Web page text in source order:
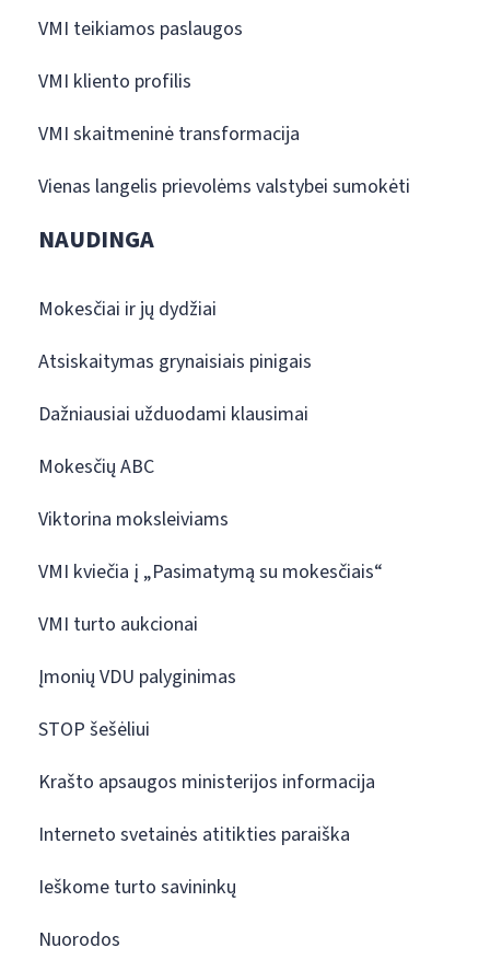
VMI teikiamos paslaugos
VMI kliento profilis
VMI skaitmeninė transformacija
Vienas langelis prievolėms valstybei sumokėti
NAUDINGA
Mokesčiai ir jų dydžiai
Atsiskaitymas grynaisiais pinigais
Dažniausiai užduodami klausimai
Mokesčių ABC
Viktorina moksleiviams
VMI kviečia į „Pasimatymą su mokesčiais“
VMI turto aukcionai
Įmonių VDU palyginimas
STOP šešėliui
Krašto apsaugos ministerijos informacija
Interneto svetainės atitikties paraiška
Ieškome turto savininkų
Nuorodos